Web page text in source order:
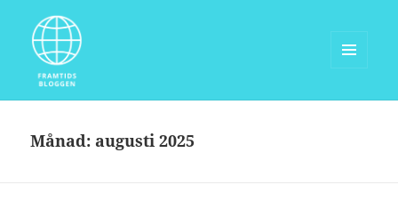
WIDGETS
Månad: augusti 2025